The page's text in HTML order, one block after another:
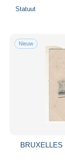
Statuut
Nieuw
BRUXELLES